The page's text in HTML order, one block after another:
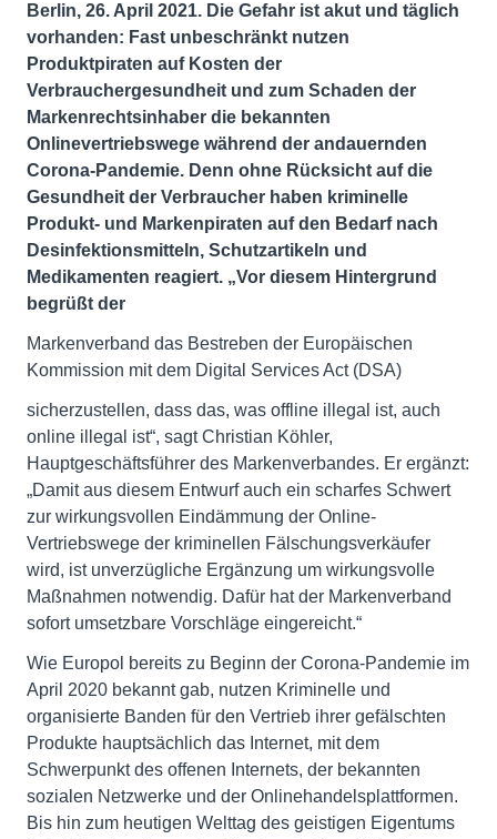
Berlin, 26. April 2021. Die Gefahr ist akut und täglich
vorhanden: Fast unbeschränkt nutzen
Produktpiraten auf Kosten der
Verbrauchergesundheit und zum Schaden der
Markenrechtsinhaber die bekannten
Onlinevertriebswege während der andauernden
Corona-Pandemie. Denn ohne Rücksicht auf die
Gesundheit der Verbraucher haben kriminelle
Produkt- und Markenpiraten auf den Bedarf nach
Desinfektionsmitteln, Schutzartikeln und
Medikamenten reagiert. „Vor diesem Hintergrund
begrüßt der
Markenverband das Bestreben der Europäischen
Kommission mit dem Digital Services Act (DSA)
sicherzustellen, dass das, was offline illegal ist, auch
online illegal ist“, sagt Christian Köhler,
Hauptgeschäftsführer des Markenverbandes. Er ergänzt:
„Damit aus diesem Entwurf auch ein scharfes Schwert
zur wirkungsvollen Eindämmung der Online-
Vertriebswege der kriminellen Fälschungsverkäufer
wird, ist unverzügliche Ergänzung um wirkungsvolle
Maßnahmen notwendig. Dafür hat der Markenverband
sofort umsetzbare Vorschläge eingereicht.“
Wie Europol bereits zu Beginn der Corona-Pandemie im
April 2020 bekannt gab, nutzen Kriminelle und
organisierte Banden für den Vertrieb ihrer gefälschten
Produkte hauptsächlich das Internet, mit dem
Schwerpunkt des offenen Internets, der bekannten
sozialen Netzwerke und der Onlinehandelsplattformen.
Bis hin zum heutigen Welttag des geistigen Eigentums